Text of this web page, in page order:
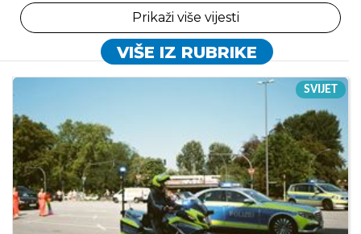
Prikaži više vijesti
VIŠE IZ RUBRIKE
SVIJET